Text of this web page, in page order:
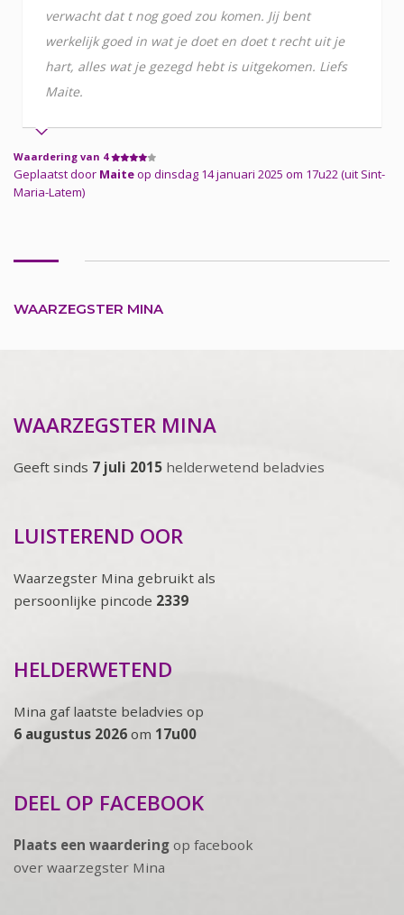
verwacht dat t nog goed zou komen. Jij bent
werkelijk goed in wat je doet en doet t recht uit je
hart, alles wat je gezegd hebt is uitgekomen. Liefs
Maite.
Waardering van 4
Geplaatst door Maiteop dinsdag 14 januari 2025 om 17u22 (uit Sint-
Maria-Latem)
WAARZEGSTER MINA
WAARZEGSTER MINA
Geeft sinds 7 juli 2015 helderwetend beladvies
LUISTEREND OOR
Waarzegster Mina gebruikt als
persoonlijke pincode 2339
HELDERWETEND
Mina gaf laatste beladvies op
6 augustus 2026 om 17u00
DEEL OP FACEBOOK
Plaats een waardering op facebook
over waarzegster Mina